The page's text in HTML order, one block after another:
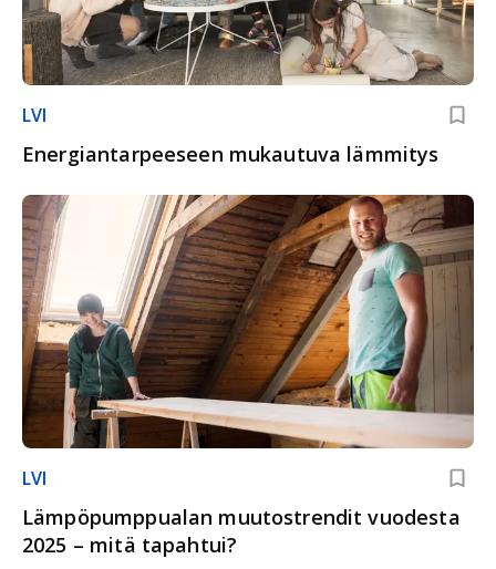
LVI
Energiantarpeeseen mukautuva lämmitys
LVI
Lämpöpumppualan muutostrendit vuodesta
2025 – mitä tapahtui?